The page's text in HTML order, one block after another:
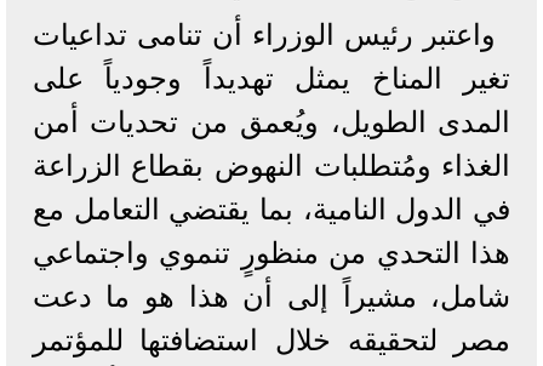
واعتبر رئيس الوزراء أن تنامى تداعيات
تغير المناخ يمثل تهديداً وجودياً على
المدى الطويل، ويُعمق من تحديات أمن
الغذاء ومُتطلبات النهوض بقطاع الزراعة
في الدول النامية، بما يقتضي التعامل مع
هذا التحدي من منظورٍ تنموي واجتماعي
شامل، مشيراً إلى أن هذا هو ما دعت
مصر لتحقيقه خلال استضافتها للمؤتمر